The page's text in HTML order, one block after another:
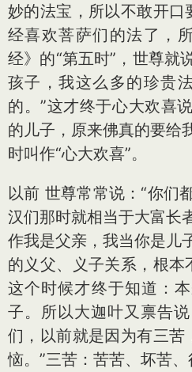
妙的法宝，所以不敢开口
经喜欢菩萨们的法了，
经》的“第五时”，世尊就
孩子，我这么多的珍贵
的。”这才终于心大欢喜
的儿子，原来佛真的要给
时叫作“心大欢喜”。
以前 世尊常常说：“你们
汉们那时就相当于大富长
作我是父亲，我当你是儿
的义父、义子关系，根本
这个时候才终于知道：
子。所以大迦叶又禀告
们，以前就是因为有三苦
恼。”三苦：苦苦、坏苦